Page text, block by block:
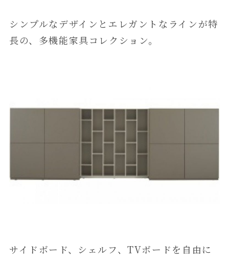
シンプルなデザインとエレガントなラインが特
長の、多機能家具コレクション。
サイドボード、シェルフ、TVボードを自由に